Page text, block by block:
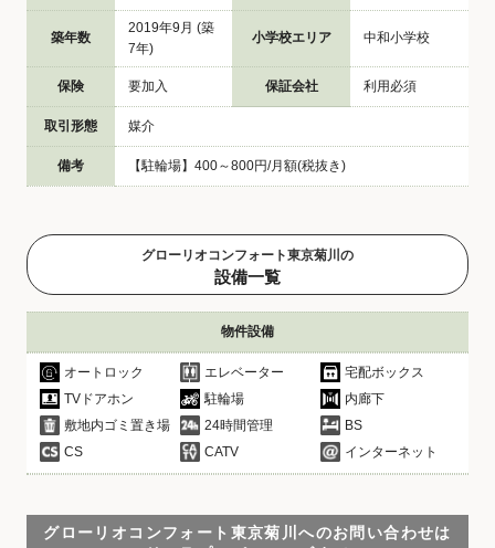
築年数
2019年9月 (築
7年)
小学校エリア 中和小学校
保険 要加入 保証会社 利用必須
取引形態 媒介
備考 【駐輪場】400～800円/月額(税抜き)
グローリオコンフォート東京菊川の
設備一覧
物件設備
オートロック エレベーター
宅配ボックス
TVドアホン
駐輪場
内廊下
敷地内ゴミ置き場
24時間管理
BS
CS
CATV インターネット
グローリオコンフォート東京菊川へのお問い合わせは